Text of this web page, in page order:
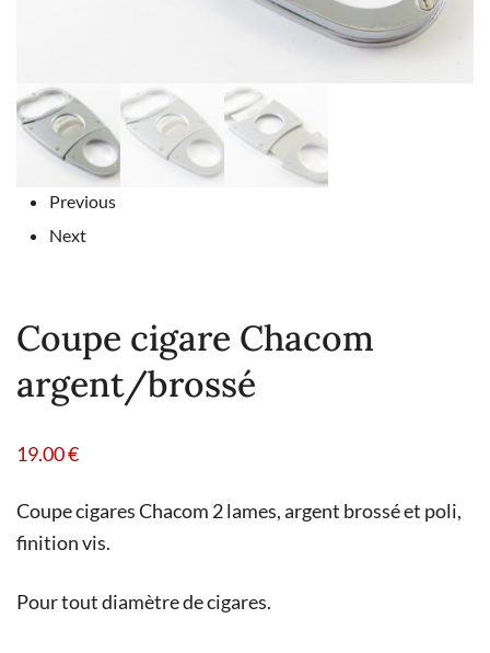
Previous
Next
Coupe cigare Chacom
argent/brossé
19.00€
Coupe cigares Chacom 2 lames, argent brossé et poli,
finition vis.
Pour tout diamètre de cigares.